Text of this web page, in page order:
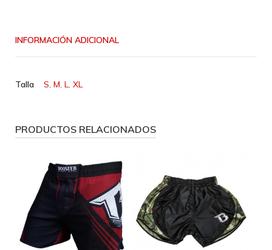
INFORMACIÓN ADICIONAL
Talla S, M, L, XL
PRODUCTOS RELACIONADOS